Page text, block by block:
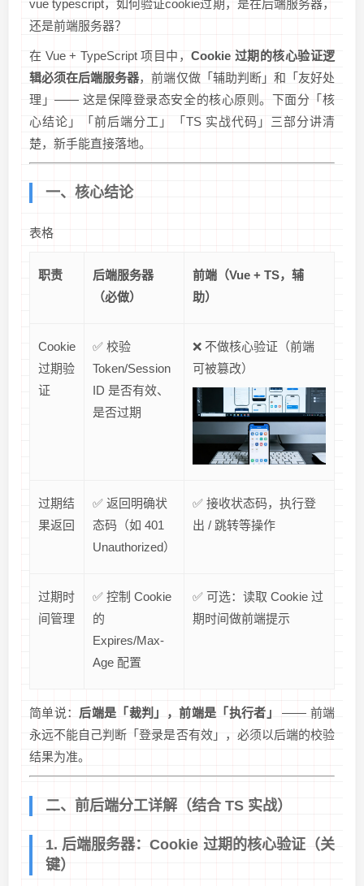
vue typescript，如何验证cookie过期，是在后端服务器，
还是前端服务器？
在 Vue + TypeScript 项目中，Cookie 过期的核心验证逻
辑必须在后端服务器，前端仅做「辅助判断」和「友好处
理」—— 这是保障登录态安全的核心原则。下面分「核
心结论」「前后端分工」「TS 实战代码」三部分讲清
楚，新手能直接落地。
一、核心结论
表格
职责
后端服务器
（必做）
前端（Vue + TS，辅
助）
Cookie
过期验
证
✅ 校验
Token/Session
ID 是否有效、
是否过期
❌ 不做核心验证（前端
可被篡改）
过期结
果返回
✅ 返回明确状
态码（如 401
Unauthorized）
✅ 接收状态码，执行登
出 / 跳转等操作
过期时
间管理
✅ 控制 Cookie
的
Expires/Max-
Age 配置
✅ 可选：读取 Cookie 过
期时间做前端提示
简单说： 后端是「裁判」，前端是「执行者」
—— 前端
永远不能自己判断「登录是否有效」，必须以后端的校验
结果为准。
二、前后端分工详解（结合 TS 实战）
1. 后端服务器：Cookie 过期的核心验证（关
键）